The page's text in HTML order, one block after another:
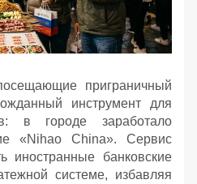
приграничный
инструмент для
в городе заработало
«Nihao China». Сервис
иностранные банковские
системе, избавляя